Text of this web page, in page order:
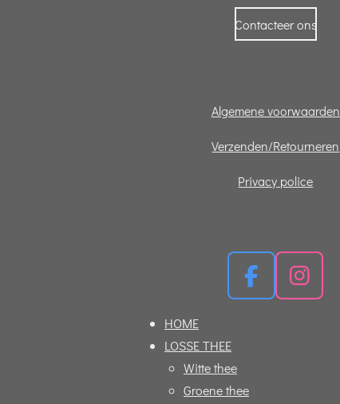
Contacteer ons
Algemene voorwaarden
Verzenden/Retourneren
Privacy police
F
a
I
n
HOME
LOSSE THEE
Witte thee
Groene thee